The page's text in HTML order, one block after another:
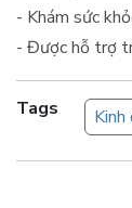
- Khám sức
- Được hỗ trợ
Tags